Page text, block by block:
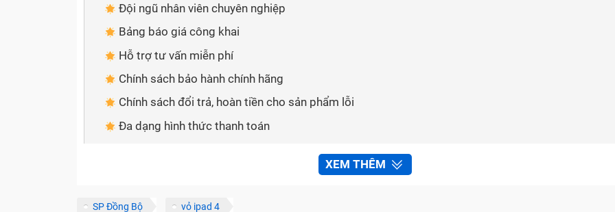
Đội ngũ nhân viên chuyên nghiệp
Bảng báo giá công khai
Hỗ trợ tư vấn miễn phí
Chính sách bảo hành chính hãng
Chính sách đổi trả, hoàn tiền cho sản phẩm lỗi
Đa dạng hình thức thanh toán
Cách thức để liên hệ với Trung Tâm Bảo Hành One
XEM THÊM
SP Đồng Bộ vỏ ipad 4